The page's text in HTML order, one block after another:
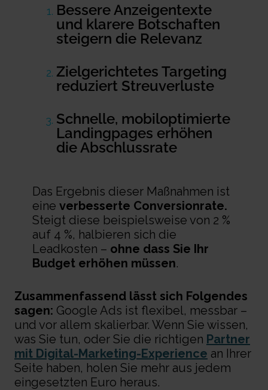
Bessere Anzeigentexte
und klarere Botschaften
steigern die Relevanz
Zielgerichtetes Targeting
reduziert Streuverluste
Schnelle, mobiloptimierte
Landingpages erhöhen
die Abschlussrate
Das Ergebnis dieser Maßnahmen ist
eine verbesserte Conversionrate.
Steigt diese beispielsweise von 2 %
auf 4 %, halbieren sich die
Leadkosten – ohne dass Sie Ihr
Budget erhöhen müssen.
Zusammenfassend lässt sich Folgendes
sagen: Google Ads ist flexibel, messbar –
und vor allem skalierbar. Wenn Sie wissen,
was Sie tun, oder Sie die richtigen Partner
mit Digital-Marketing-Experience an Ihrer
Seite haben, holen Sie mehr aus jedem
eingesetzten Euro heraus.